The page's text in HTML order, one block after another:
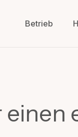
Betrieb